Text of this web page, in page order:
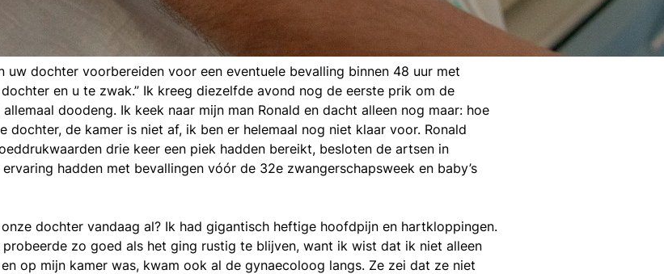
uw dochter voorbereiden voor een eventuele bevalling binnen 48 uur met
en u te zwak.” Ik kreeg diezelfde avond nog de eerste prik om de
doodeng. Ik keek naar mijn man Ronald en dacht alleen nog maar: hoe
de kamer is niet af, ik ben er helemaal nog niet klaar voor. Ronald
drie keer een piek hadden bereikt, besloten de artsen in
hadden met bevallingen vóór de 32e zwangerschapsweek en baby’s
dochter vandaag al? Ik had gigantisch heftige hoofdpijn en hartkloppingen.
zo goed als het ging rustig te blijven, want ik wist dat ik niet alleen
op mijn kamer was, kwam ook al de gynaecoloog langs. Ze zei dat ze niet